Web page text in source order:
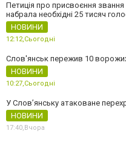
Петиція про присвоєння
набрала необхідні 25 тисяч
НОВИНИ
12:12,Сьогодні
Слов'янськ пережив 10 ворожих
НОВИНИ
10:27,Сьогодні
У Слов’янську атаковане
НОВИНИ
17:40, Вчора